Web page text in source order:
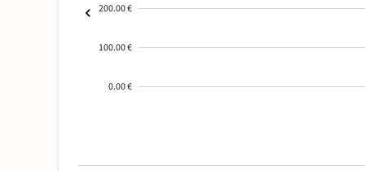
200.00 €
100.00 €
0.00 €
01-02